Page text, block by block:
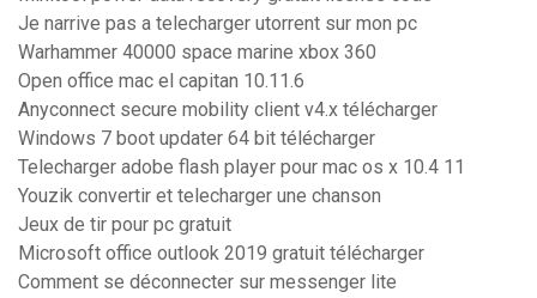
Je narrive pas a telecharger utorrent sur mon pc
Warhammer 40000 space marine xbox 360
Open office mac el capitan 10.11.6
Anyconnect secure mobility client v4.x télécharger
Windows 7 boot updater 64 bit télécharger
Telecharger adobe flash player pour mac os x 10.4 11
Youzik convertir et telecharger une chanson
Jeux de tir pour pc gratuit
Microsoft office outlook 2019 gratuit télécharger
Comment se déconnecter sur messenger lite